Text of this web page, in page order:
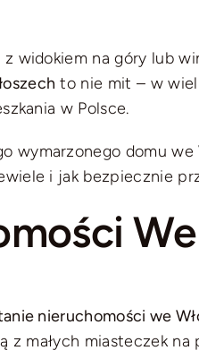
widokiem na góry lub
to nie mit – w
w Polsce.
wymarzonego domu
i jak bezpiecznie
We
nieruchomości we
małych miasteczek